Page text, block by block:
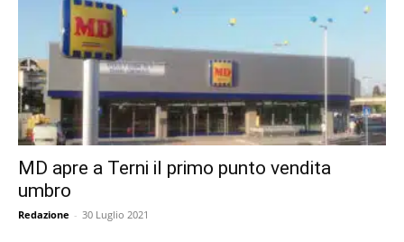
MD apre a Terni il primo punto vendita
umbro
Redazione - 30 Luglio 2021